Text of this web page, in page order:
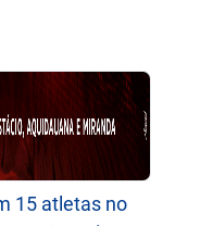
15 atletas no